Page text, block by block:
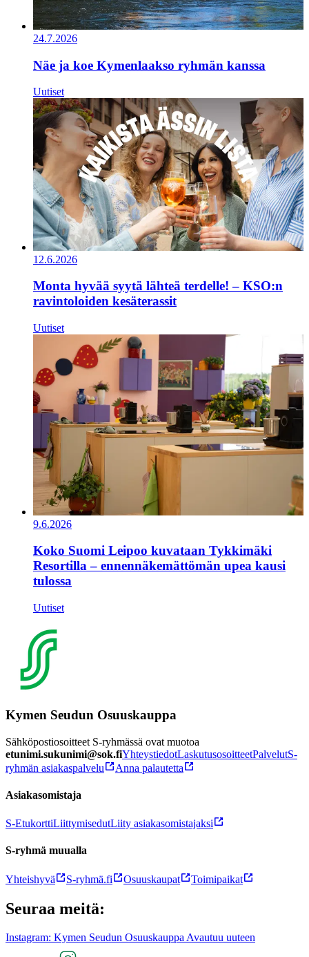
24.7.2026
Näe ja koe Kymenlaakso ryhmän kanssa
Uutiset
12.6.2026
Monta hyvää syytä lähteä terdelle! – KSO:n
ravintoloiden kesäterassit
Uutiset
9.6.2026
Koko Suomi Leipoo kuvataan Tykkimäki
Resortilla – ennennäkemättömän upea kausi
tulossa
Uutiset
Kymen Seudun Osuuskauppa
Sähköpostiosoitteet S-ryhmässä ovat muotoa
etunimi.sukunimi@sok.fiYhteystiedotLaskutusosoitteetPalvelutS-
ryhmän asiakaspalvelu
Anna palautetta
Asiakasomistaja
S-EtukorttiLiittymisedutLiity asiakasomistajaksi
S-ryhmä muualla
Yhteishyvä S-ryhmä.fi Osuuskaupat Toimipaikat
Seuraa meitä:
Instagram: Kymen Seudun Osuuskauppa Avautuu uuteen